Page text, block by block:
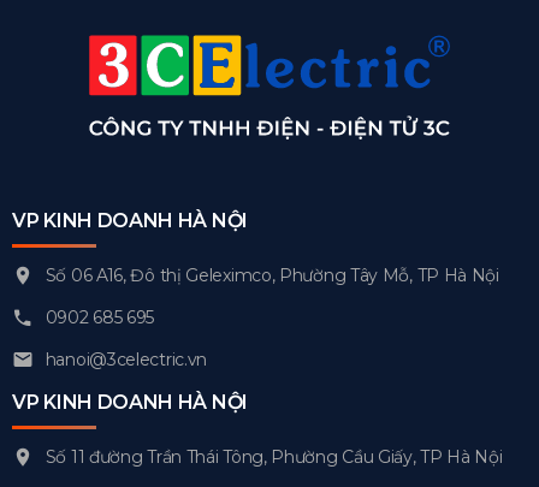
VP KINH DOANH HÀ NỘI
Số 06 A16, Đô thị Geleximco, Phường Tây Mỗ, TP Hà Nội
0902 685 695
hanoi@3celectric.vn
VP KINH DOANH HÀ NỘI
Số 11 đường Trần Thái Tông, Phường Cầu Giấy, TP Hà Nội